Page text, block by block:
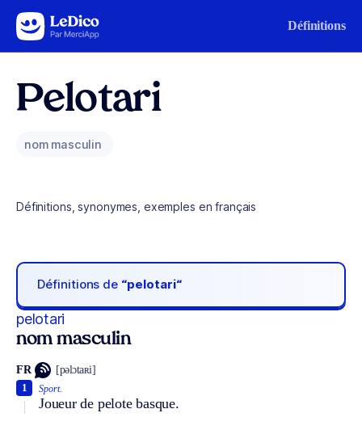
Aller au contenu Définitions
Pelotari
nom masculin
Définitions, synonymes, exemples en français
Définitions de “pelotari“
pelotari
nom masculin
FR [pəlɔtaʀi]
Sport.
Joueur de pelote basque.
1